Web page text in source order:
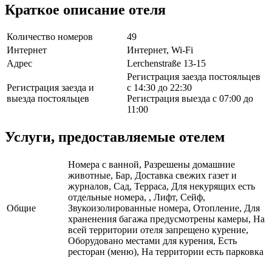
Краткое описание отеля
Количество номеров
49
Интернет
Интернет, Wi-Fi
Адрес
Lerchenstraße 13-15
Регистрация заезда и
выезда постояльцев
Регистрация заезда постояльцев
с 14:30 до 22:30
Регистрация выезда с 07:00 до
11:00
Услуги, предоставляемые отелем
Общие
Номера с ванной, Разрешены домашние
животные, Бар, Доставка свежих газет и
журналов, Сад, Терраса, Для некурящих есть
отдельные номера, , Лифт, Сейф,
Звукоизолированные номера, Отопление, Для
храненения багажа предусмотрены камеры, На
всей территории отеля запрещено курение,
Оборудовано местами для курения, Есть
ресторан (меню), На территории есть парковка